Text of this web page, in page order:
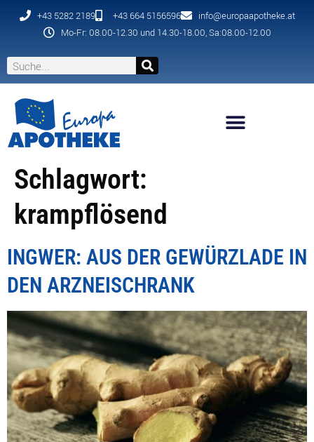
+43 5282 2189 +43 664 5156596
info@europaapotheke.at
Mo-Fr: 08.00-12.30 und 14.30-18.00, Sa:08.00-12.00
Schlagwort:
krampflösend
INGWER: AUS DER GEWÜRZLADE IN
DEN ARZNEISCHRANK